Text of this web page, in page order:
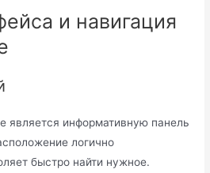
и навигация
является информативную панель
логично
быстро найти нужное.